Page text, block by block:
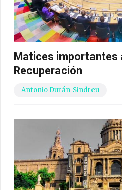
Matices importantes
Recuperación
Antonio Durán-Sindreu